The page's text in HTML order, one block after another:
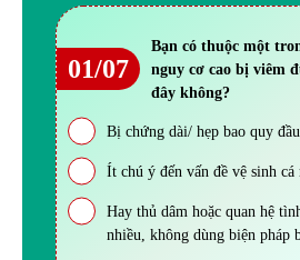
01/07
Bạn có thuộc một
nguy cơ cao bị viêm
đây không?
Bị chứng dài/ hẹp bao quy đầu.
Ít chú ý đến vấn đề vệ sinh cá
Hay thủ dâm hoặc quan hệ
nhiều, không dùng biện pháp